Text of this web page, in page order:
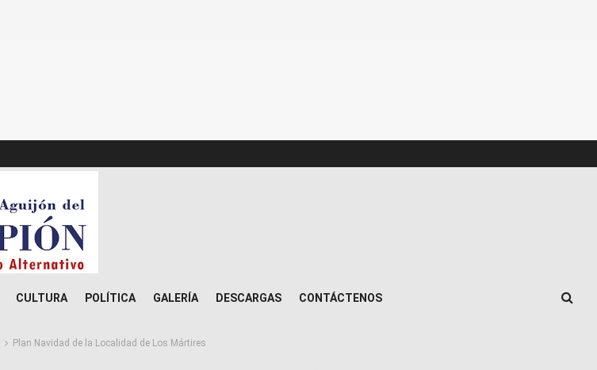
CULTURA POLÍTICA GALERÍA DESCARGAS CONTÁCTENOS
Plan Navidad de la Localidad de Los Mártires